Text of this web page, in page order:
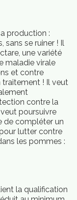
production :
sans se ruiner ! Il
une variété
maladie virale
et contre
traitement ! Il veut
contre la
poursuivre
de compléter un
lutter contre
les pommes :
la qualification